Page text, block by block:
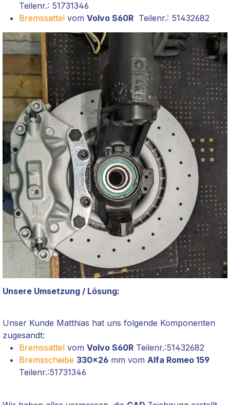
Teilenr.: 51731346
Bremssattel vom Volvo S60R Teilenr.: 51432682
Unsere Umsetzung / Lösung:
Unser Kunde Matthias hat uns folgende Komponenten
zugesandt:
Bremssattel vom Volvo S60R Teilenr.:51432682
Bremsscheibe 330x26 mm vom Alfa Romeo 159
Teilenr.:51731346